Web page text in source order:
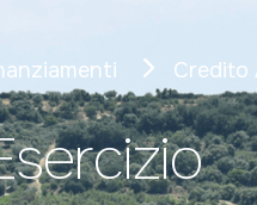
Credito